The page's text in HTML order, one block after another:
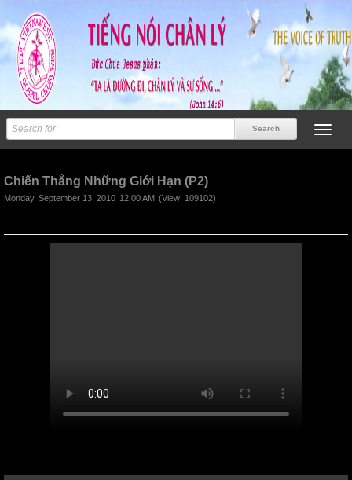
Chiến Thắng Những Giới Hạn (P2)
Monday, September 13, 2010 12:00 AM (View: 109102)